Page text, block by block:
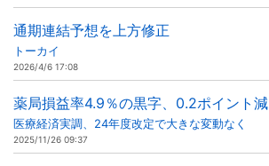
通期連結予想を上方修正
トーカイ
2026/4/6 17:08
薬局損益率4.9％の黒字、0.2ポイント減
医療経済実調、24年度改定で大きな変動なく
2025/11/26 09:37